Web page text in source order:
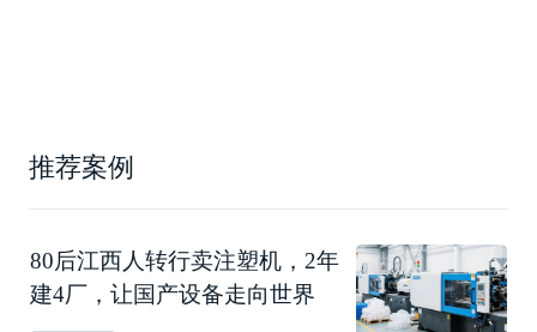
推荐案例
80后江西人转行卖注塑机，2年
建4厂，让国产设备走向世界